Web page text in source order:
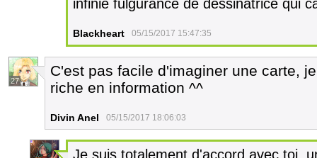
infinie fulgurance de dessinatrice qui
Blackheart 05/15/2017 15:47:35
27
C'est pas facile d'imaginer une carte,
riche en information ^^
Divin Anel 05/15/2017 18:06:03
Je suis totalement d'accord avec toi,